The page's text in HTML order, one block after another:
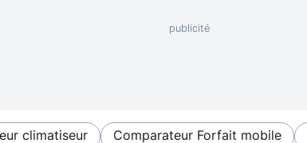
climatiseur Comparateur Forfait mobile